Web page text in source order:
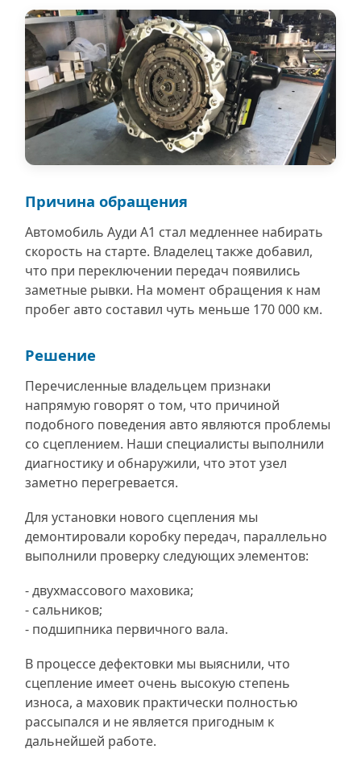
Причина обращения
Автомобиль Ауди А1 стал медленнее набирать
скорость на старте. Владелец также добавил,
что при переключении передач появились
заметные рывки. На момент обращения к нам
пробег авто составил чуть меньше 170 000 км.
Решение
Перечисленные владельцем признаки
напрямую говорят о том, что причиной
подобного поведения авто являются проблемы
со сцеплением. Наши специалисты выполнили
диагностику и обнаружили, что этот узел
заметно перегревается.
Для установки нового сцепления мы
демонтировали коробку передач, параллельно
выполнили проверку следующих элементов:
- двухмассового маховика;
- сальников;
- подшипника первичного вала.
В процессе дефектовки мы выяснили, что
сцепление имеет очень высокую степень
износа, а маховик практически полностью
рассыпался и не является пригодным к
дальнейшей работе.